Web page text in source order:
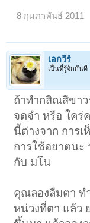
8 กุมภาพันธ์ 2011
เอกวีร์
เป็นที่รู้จักกันดี
ถ้าทำกสิณสีขาว
จดจำ หรือ ใคร่
นี้ต่างจาก การ
การใช้อยาตนะ
กับ มโน
คุณลองลืมตา ท
หน่วงที่ตา แล้ว